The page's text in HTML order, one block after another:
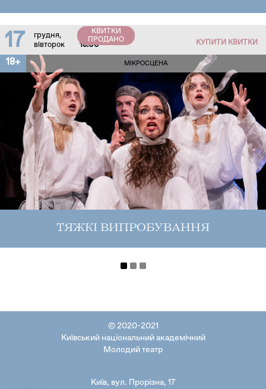
17
грудня,
вівторок
18:00
КВИТКИ
ПРОДАНО
КУПИТИ КВИТКИ
18+ МІКРОСЦЕНА
ТЯЖКІ ВИПРОБУВАННЯ
© 2020-2021
Київський національний академічний
Молодий театр
Київ, вул. Прорізна, 17